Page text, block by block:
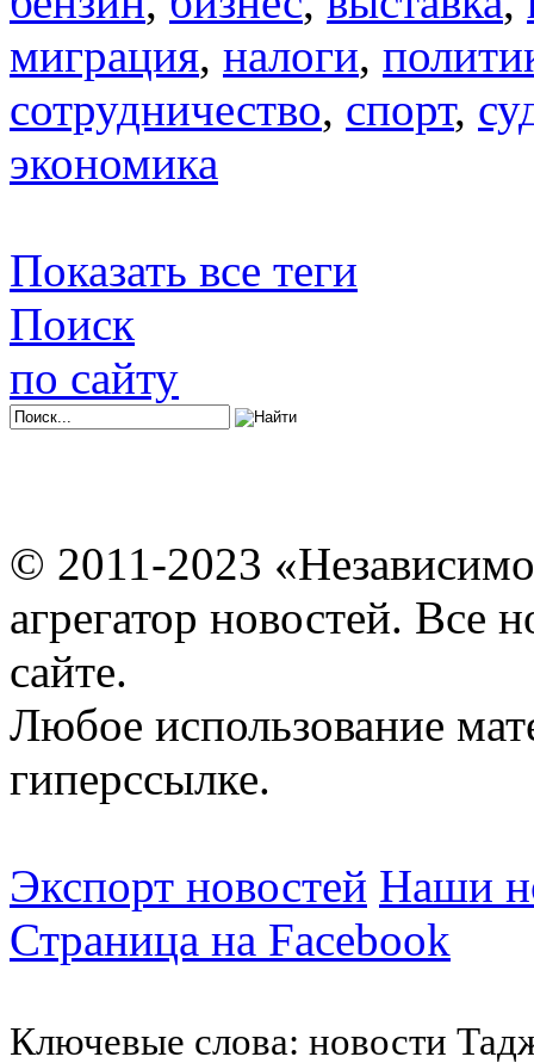
миграция, налоги,
сотрудничество, спорт,
экономика
Показать все теги
Поиск
по сайту
© 2011-2023
агрегатор новостей. Все
сайте.
Любое использование
гиперссылке.
Экспорт новостей Наши
Страница на Facebook
Ключевые слова: новости